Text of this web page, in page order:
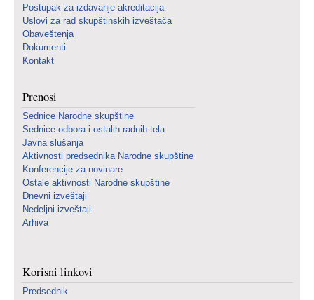
Postupak za izdavanje akreditacija
Uslovi za rad skupštinskih izveštača
Obaveštenja
Dokumenti
Kontakt
Prenosi
Sednice Narodne skupštine
Sednice odbora i ostalih radnih tela
Javna slušanja
Aktivnosti predsednika Narodne skupštine
Konferencije za novinare
Ostale aktivnosti Narodne skupštine
Dnevni izveštaji
Nedeljni izveštaji
Arhiva
Korisni linkovi
Predsednik